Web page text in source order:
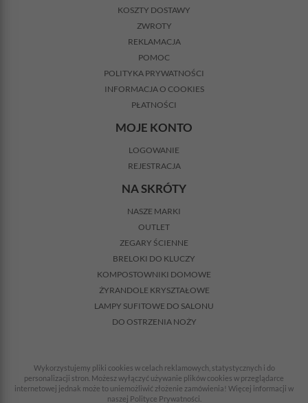
KOSZTY DOSTAWY
ZWROTY
REKLAMACJA
POMOC
POLITYKA PRYWATNOŚCI
INFORMACJA O COOKIES
PŁATNOŚCI
MOJE KONTO
LOGOWANIE
REJESTRACJA
NA SKRÓTY
NASZE MARKI
OUTLET
ZEGARY ŚCIENNE
BRELOKI DO KLUCZY
KOMPOSTOWNIKI DOMOWE
ŻYRANDOLE KRYSZTAŁOWE
LAMPY SUFITOWE DO SALONU
DO OSTRZENIA NOŻY
Wykorzystujemy pliki cookies w celach reklamowych, statystycznych i do
personalizacji stron. Możesz wyłączyć używanie plików cookies w przeglądarce
internetowej jednak może to uniemożliwić złożenie zamówienia! Więcej informacji w
naszej Polityce Prywatności.